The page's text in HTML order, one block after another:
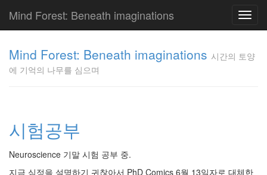
Mind Forest: Beneath imaginations
Mind Forest: Beneath imaginations 시간의 토양
에 기억의 나무를 심으며
시험공부
Neuroscience 기말 시험 공부 중.
지금 심정을 설명하기 귀찮아서 PhD Comics 6월 13일자로 대체한
이
의
글
플
러
스